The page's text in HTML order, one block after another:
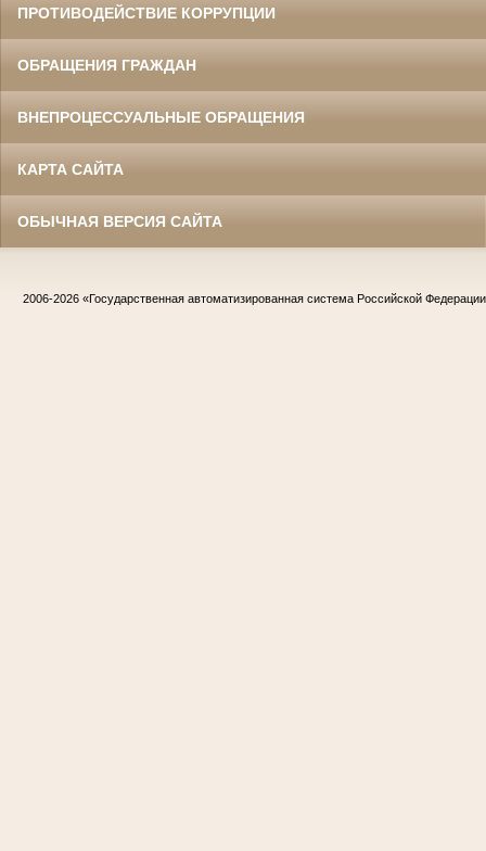
ПРОТИВОДЕЙСТВИЕ КОРРУПЦИИ
ОБРАЩЕНИЯ ГРАЖДАН
ВНЕПРОЦЕССУАЛЬНЫЕ ОБРАЩЕНИЯ
КАРТА САЙТА
ОБЫЧНАЯ ВЕРСИЯ САЙТА
2006-2026 «Государственная автоматизированная система Российской